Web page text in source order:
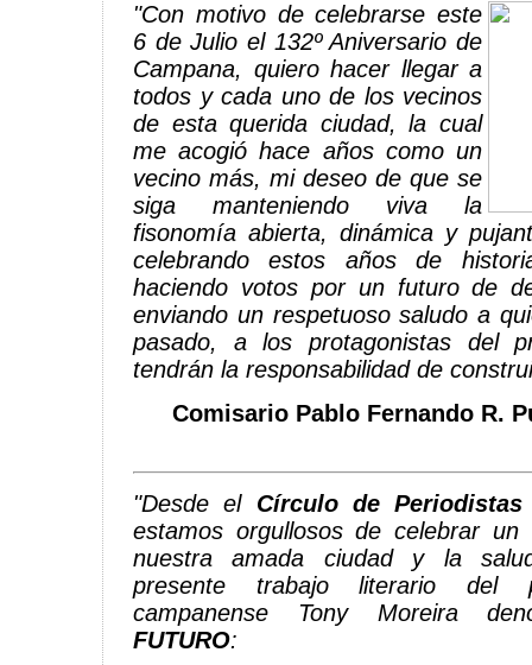
"Con motivo de celebrarse este
6 de Julio el 132º Aniversario de
Campana, quiero hacer llegar a
todos y cada uno de los vecinos
de esta querida ciudad, la cual
me acogió hace años como un
vecino más, mi deseo de que se
siga manteniendo viva la
fisonomía abierta, dinámica y
celebrando estos años de
haciendo votos por un futuro de
enviando un respetuoso saludo a
pasado, a los protagonistas del
tendrán la responsabilidad de
Comisario Pablo Fernando R.
"Desde el Círculo de Periodistas
estamos orgullosos de celebrar un
nuestra amada ciudad y la
presente trabajo literario del
campanense Tony Moreira
FUTURO: